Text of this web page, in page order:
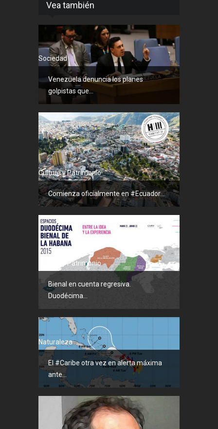
Vea también
Sociedad
Venezuela denuncia los planes
golpistas que...
Cultura y Patrimonio
Comienza oficialmente en #Ecuador...
Cultura y Patrimonio
Bienal en cuenta regresiva.
Duodécima...
Naturaleza
El #Caribe otra vez en alerta máxima
ante...